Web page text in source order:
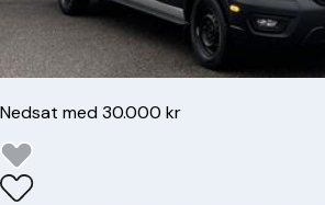
Nedsat med 30.000 kr